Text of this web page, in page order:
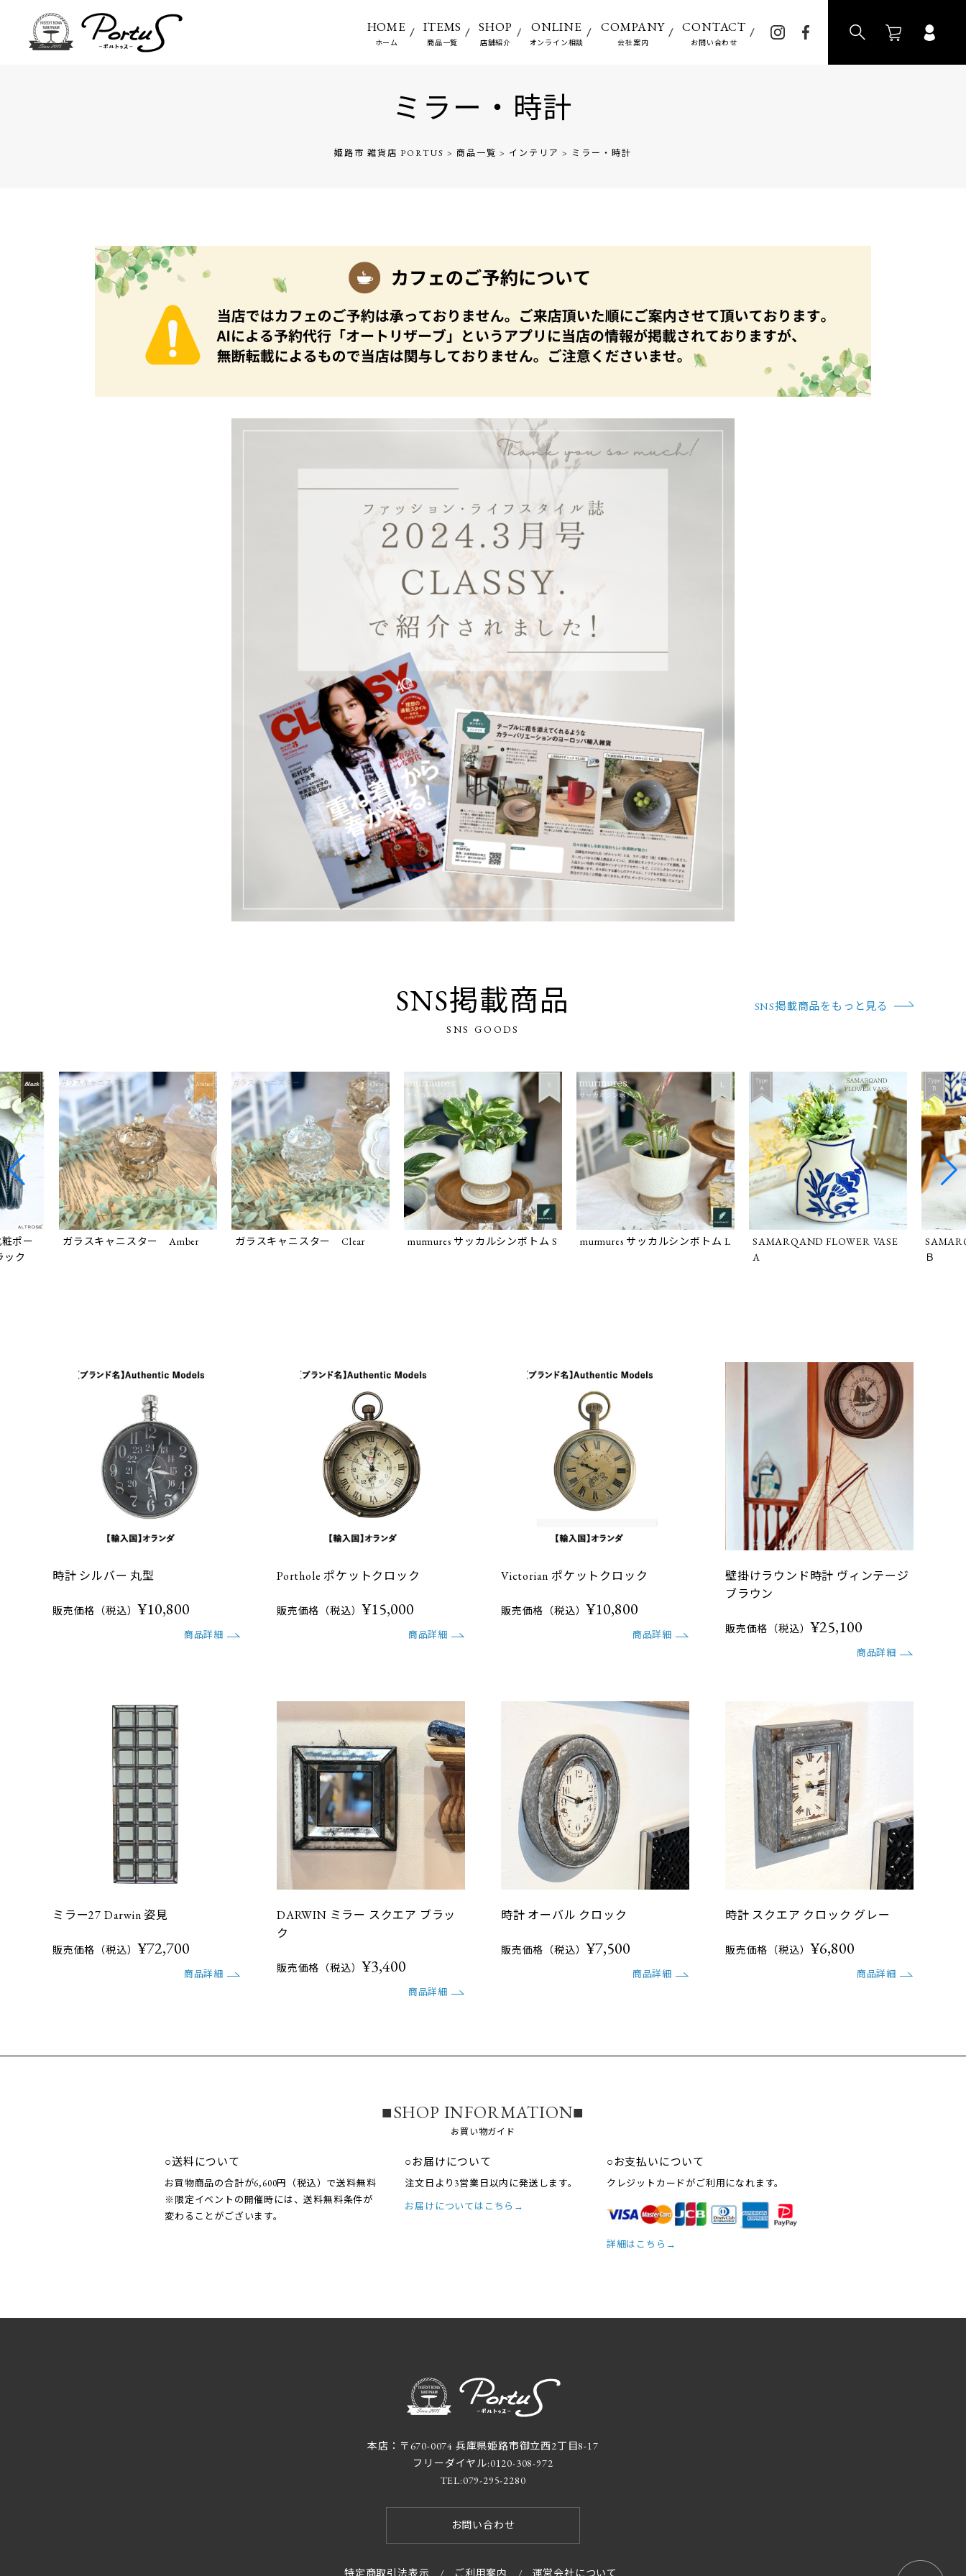
HOME
ホーム
ITEMS
商品一覧
SHOP
店舗紹介
ONLINE
オンライン相談
COMPANY
会社案内
CONTACT
お問い合わせ
ミラー・時計
姫路市 雑貨店 PORTUS > 商品一覧 > インテリア > ミラー・時計
SNS掲載商品
SNS GOODS
SNS掲載商品をもっと見る
ポー
ック
ガラスキャニスター Amber ガラスキャニスター Clear murmures サッカルシンボトム S murmures サッカルシンボトム L
SAMARQAND FLOWER VASE
A
Ｂ
時計 シルバー 丸型
販売価格（税込） ¥10,800
商品詳細
Porthole ポケットクロック
販売価格（税込） ¥15,000
商品詳細
Victorian ポケットクロック
販売価格（税込） ¥10,800
商品詳細
壁掛けラウンド時計 ヴィンテージ
ブラウン
販売価格（税込） ¥25,100
商品詳細
ミラー27 Darwin 姿見
販売価格（税込） ¥72,700
商品詳細
DARWIN ミラー スクエア ブラッ
ク
販売価格（税込） ¥3,400
商品詳細
時計 オーバル クロック
販売価格（税込） ¥7,500
商品詳細
時計 スクエア クロック グレー
販売価格（税込） ¥6,800
商品詳細
■SHOP INFORMATION■
お買い物ガイド
○送料について
お買物商品の合計が6,600円（税込）で送料無料
※限定イベントの開催時には、送料無料条件が
変わることがございます。
○お届けについて
注文日より3営業日以内に発送します。
お届けについてはこちら→
○お支払いについて
クレジットカードがご利用になれます。
詳細はこちら→
本店：〒670-0074 兵庫県姫路市御立西2丁目8-17
フリーダイヤル:0120-308-972
TEL:079-295-2280
お問い合わせ
特定商取引法表示 / ご利用案内 / 運営会社について